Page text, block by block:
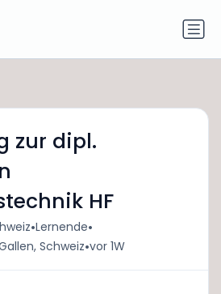
zur dipl.
HF
•Lernende•
Schweiz•vor 1W